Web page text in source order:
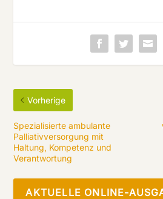
Vorherige
Spezialisierte ambulante
Palliativversorgung mit
Haltung, Kompetenz und
Verantwortung
AKTUELLE ONLINE-